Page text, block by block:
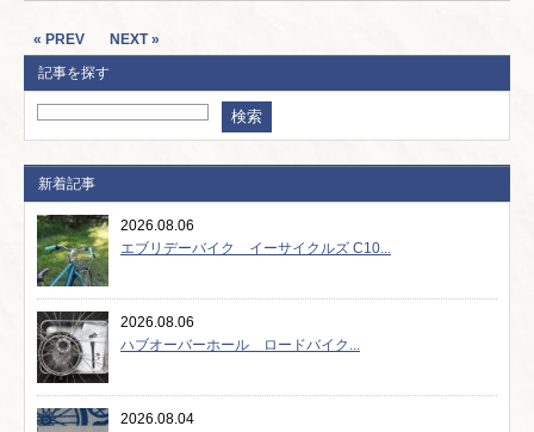
« PREV
NEXT »
記事を探す
新着記事
2026.08.06
エブリデーバイク イーサイクルズ C10...
2026.08.06
ハブオーバーホール ロードバイク...
2026.08.04